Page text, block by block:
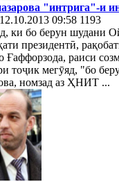
"интрига"-и
12.10.2013 09:58 1193
ки бо берун шудани
президентӣ,
Ғаффорзода, раиси
тоҷик мегӯяд, "бо
номзад аз ҲНИТ ...